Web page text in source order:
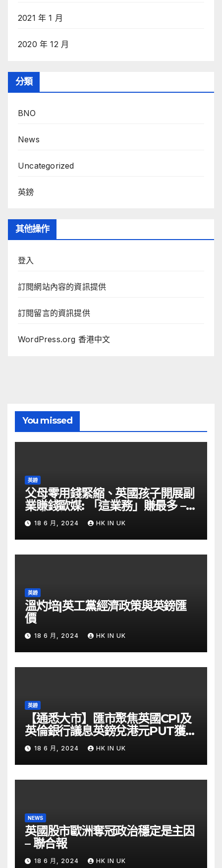
2021 年 1 月
2020 年 12 月
分類
BNO
News
Uncategorized
英鎊
其他操作
登入
訂閱網站內容的資訊提供
訂閱留言的資訊提供
WordPress.org 香港中文
You missed
英鎊
父母零用錢緊縮、英國孩子開展副
業賺錢歐媒: 「這業務」賺最多 –
自由財經
18 6 月, 2024 HK IN UK
英鎊
溫灼培|英工黨經濟政策與英鎊匯
價
18 6 月, 2024 HK IN UK
英鎊
【通悉大市】匯市聚焦英國CPI及
英倫銀行議息英鎊兌港元PUT獲資
金留意 – Now 財經
18 6 月, 2024 HK IN UK
NEWS
英國股市歐洲奪冠政治穩定是主因
– 聯合報
18 6 月, 2024 HK IN UK